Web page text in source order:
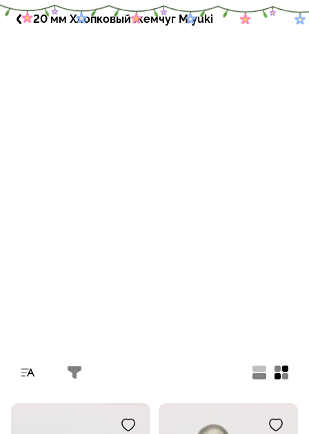
20 мм Хлопковый жемчуг Miyuki